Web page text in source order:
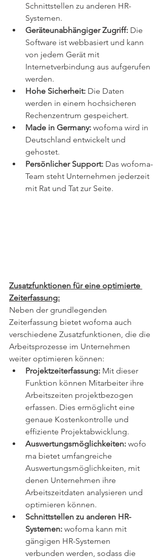
Schnittstellen zu anderen HR-
Systemen.
Geräteunabhängiger Zugriff: Die
Software ist webbasiert und kann
von jedem Gerät mit
Internetverbindung aus aufgerufen
werden.
Hohe Sicherheit: Die Daten
werden in einem hochsicheren
Rechenzentrum gespeichert.
Made in Germany: wofoma wird in
Deutschland entwickelt und
gehostet.
Persönlicher Support: Das wofoma-
Team steht Unternehmen jederzeit
mit Rat und Tat zur Seite.
Zusatzfunktionen für eine optimierte
Zeiterfassung:
Neben der grundlegenden
Zeiterfassung bietet wofoma auch
verschiedene Zusatzfunktionen, die die
Arbeitsprozesse im Unternehmen
weiter optimieren können:
Projektzeiterfassung: Mit dieser
Funktion können Mitarbeiter ihre
Arbeitszeiten projektbezogen
erfassen. Dies ermöglicht eine
genaue Kostenkontrolle und
effiziente Projektabwicklung.
Auswertungsmöglichkeiten: wofo
ma bietet umfangreiche
Auswertungsmöglichkeiten, mit
denen Unternehmen ihre
Arbeitszeitdaten analysieren und
optimieren können.
Schnittstellen zu anderen HR-
Systemen: wofoma kann mit
gängigen HR-Systemen
verbunden werden, sodass die